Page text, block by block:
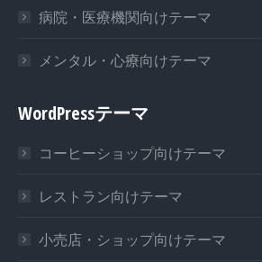
病院・医療機関向けテーマ
メンタル・心療向けテーマ
WordPressテーマ
コーヒーショップ向けテーマ
レストラン向けテーマ
小売店・ショップ向けテーマ